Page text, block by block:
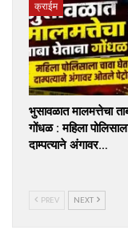
क्राईम
भुसावळात मालमत्तेचा
गोंधळ : महिला
दाम्पत्याने अंगावर…
PREV NEXT